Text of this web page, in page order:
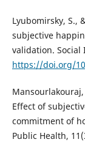
Lyubomirsky, S.,
subjective
validation. Social
https://doi.org/
Effect of
commitment of
Public Health,